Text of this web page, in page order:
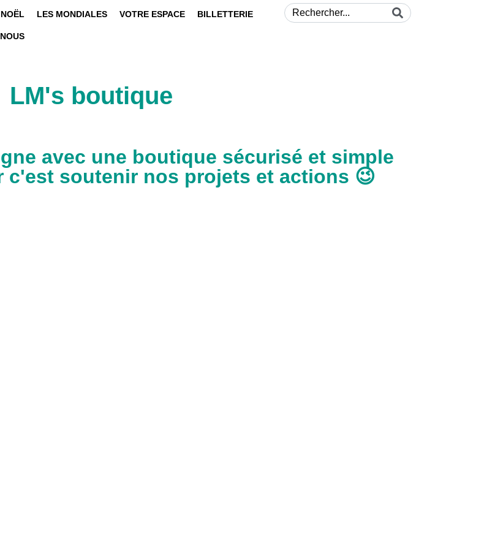
LES MONDIALES VOTRE ESPACE BILLETTERIE
LM's boutique
avec une boutique sécurisé et simple
soutenir nos projets et actions 😉